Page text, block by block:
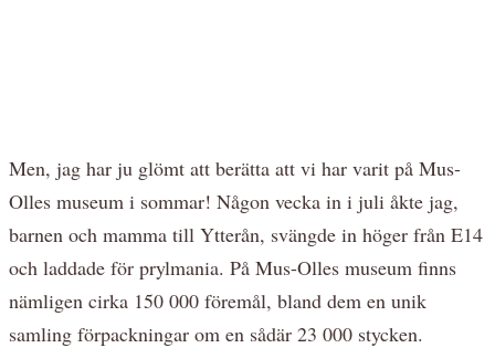
Men, jag har ju glömt att berätta att vi har varit på Mus-
Olles museum i sommar! Någon vecka in i juli åkte jag,
barnen och mamma till Ytterån, svängde in höger från E14
och laddade för prylmania. På Mus-Olles museum finns
nämligen cirka 150 000 föremål, bland dem en unik
samling förpackningar om en sådär 23 000 stycken.